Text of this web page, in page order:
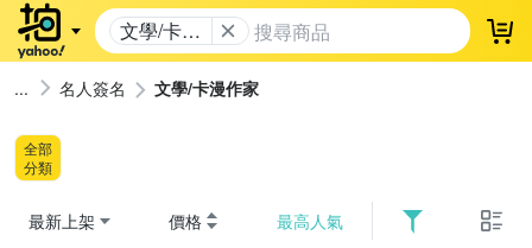
文學/卡漫
作家
登
名人簽名 文學/卡漫作家
全部
分類
最新上架 價格 最高人氣